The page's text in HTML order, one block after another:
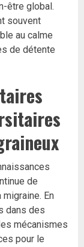
être global.
souvent
au calme
de détente
de
En
dans des
mécanismes
pour le